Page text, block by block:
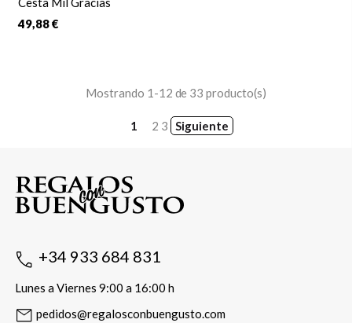
49,88 €
Mostrando 1-12 de 33 producto(s)
1 2 3 Siguiente
+34 933 684 831
Lunes a Viernes 9:00 a 16:00 h
pedidos@regalosconbuengusto.com